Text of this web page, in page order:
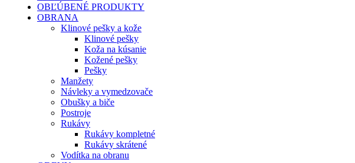
OBĽÚBENÉ PRODUKTY
OBRANA
Klinové pešky a kože
Klinové pešky
Koža na kúsanie
Kožené pešky
Pešky
Manžety
Návleky a vymedzovače
Obušky a biče
Postroje
Rukávy
Rukávy kompletné
Rukávy skrátené
Vodítka na obranu